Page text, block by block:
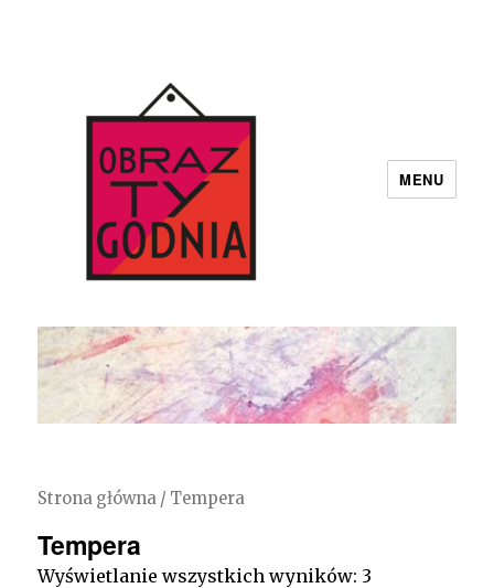
Obraz Tygodnia
MENU
Strona główna / Tempera
Tempera
Wyświetlanie wszystkich wyników: 3